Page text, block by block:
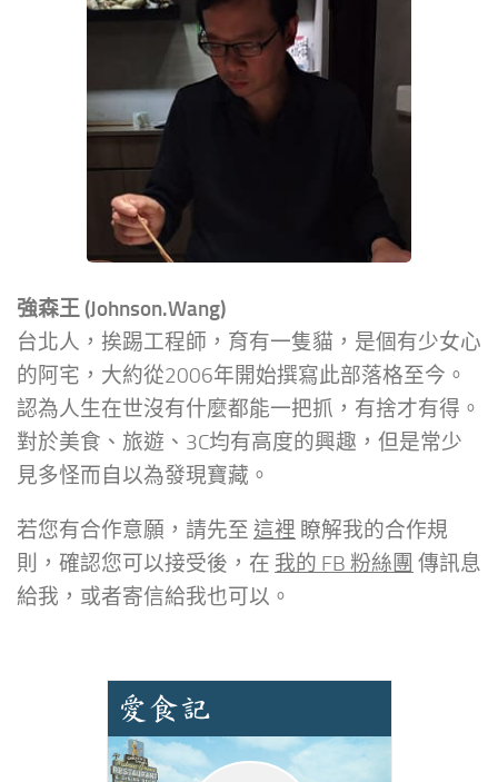
強森王 (Johnson.Wang)
台北人，挨踢工程師，育有一隻貓，是個有少女心
的阿宅，大約從2006年開始撰寫此部落格至今。
認為人生在世沒有什麼都能一把抓，有捨才有得。
對於美食、旅遊、3C均有高度的興趣，但是常少
見多怪而自以為發現寶藏。
若您有合作意願，請先至 這裡 瞭解我的合作規
則，確認您可以接受後，在 我的 FB 粉絲團 傳訊息
給我，或者寄信給我也可以。